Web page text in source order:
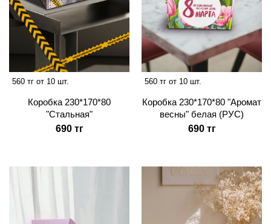
560 тг от 10 шт.
Коробка 230*170*80
"Стальная"
690 тг
560 тг от 10 шт.
Коробка 230*170*80 "Аромат
весны" белая (РУС)
690 тг